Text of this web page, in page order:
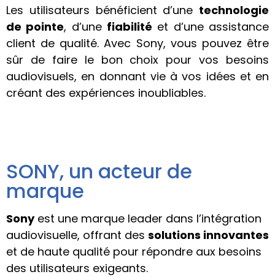
Les utilisateurs bénéficient d’une technologie
de pointe, d’une fiabilité et d’une assistance
client de qualité. Avec Sony, vous pouvez être
sûr de faire le bon choix pour vos besoins
audiovisuels, en donnant vie à vos idées et en
créant des expériences inoubliables.
SONY, un acteur de
marque
Sonyest une marque leader dans l’intégration
audiovisuelle, offrant des solutions innovantes
et de haute qualité pour répondre aux besoins
des utilisateurs exigeants.